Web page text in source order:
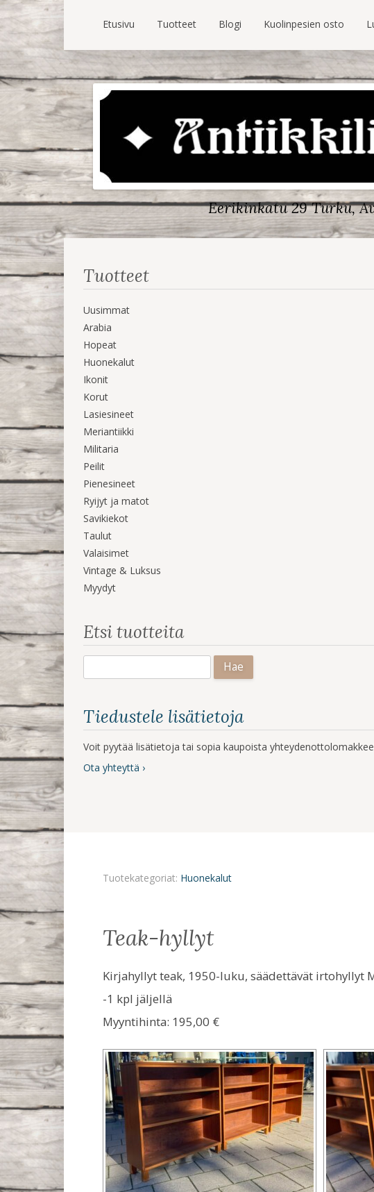
Etusivu Tuotteet Blogi Kuolinpesien osto
Eerikinkatu 29 Turku,
Tuotteet
Uusimmat
Arabia
Hopeat
Huonekalut
Ikonit
Korut
Lasiesineet
Meriantiikki
Militaria
Peilit
Pienesineet
Ryijyt ja matot
Savikiekot
Taulut
Valaisimet
Vintage & Luksus
Myydyt
Etsi tuotteita
Tiedustele lisätietoja
Voit pyytää lisätietoja tai sopia kaupoista
Ota yhteyttä ›
Tuotekategoriat: Huonekalut
teak-hyllyt
Kirjahyllyt teak, 1950-luku, säädettävät irtohyllyt
-1 kpl jäljellä
Myyntihinta: 195,00 €